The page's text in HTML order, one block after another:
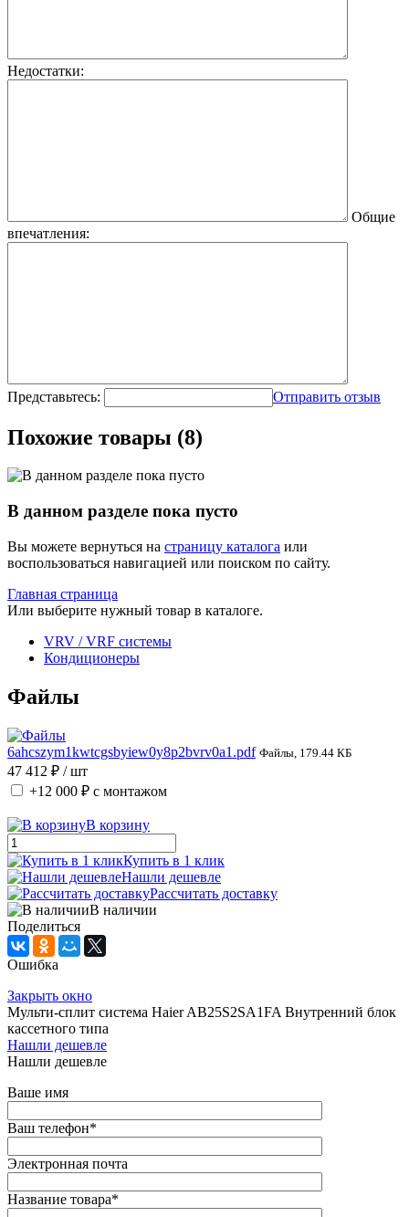
Недостатки:
Общие
впечатления:
Представьтесь: Отправить отзыв
Похожие товары (8)
В данном разделе пока пусто
Вы можете вернуться на страницу каталога или
воспользоваться навигацией или поиском по сайту.
Главная страница
Или выберите нужный товар в каталоге.
VRV / VRF системы
Кондиционеры
Файлы
6ahcszym1kwtcgsbyiew0y8p2bvrv0a1.pdf Файлы, 179.44 КБ
47 412 ₽ / шт
+12 000 ₽ с монтажом
В корзину
Купить в 1 клик
Нашли дешевле
Рассчитать доставку
В наличии
Поделиться
Ошибка
Закрыть окно
Мульти-сплит система Haier AB25S2SA1FA Внутренний блок
кассетного типа
Нашли дешевле
Нашли дешевле
Ваше имя
Ваш телефон*
Электронная почта
Название товара*